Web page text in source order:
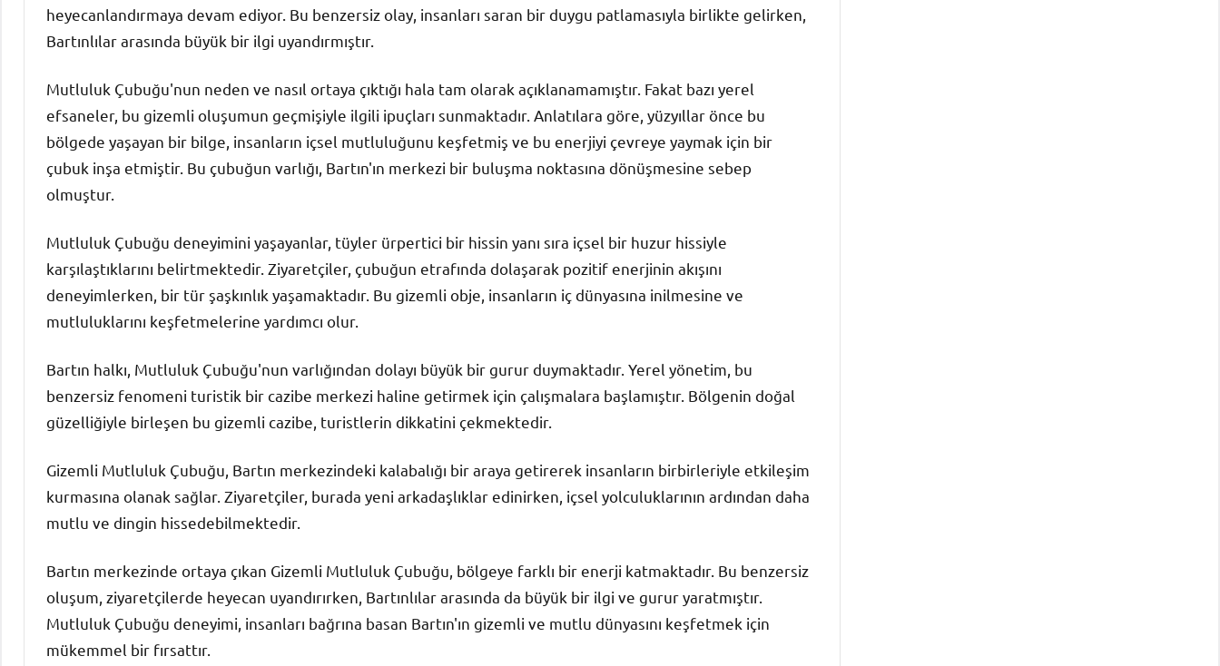
heyecanlandırmaya devam ediyor. Bu benzersiz olay, insanları saran bir duygu patlamasıyla birlikte gelirken,
Bartınlılar arasında büyük bir ilgi uyandırmıştır.
Mutluluk Çubuğu'nun neden ve nasıl ortaya çıktığı hala tam olarak açıklanamamıştır. Fakat bazı yerel
efsaneler, bu gizemli oluşumun geçmişiyle ilgili ipuçları sunmaktadır. Anlatılara göre, yüzyıllar önce bu
bölgede yaşayan bir bilge, insanların içsel mutluluğunu keşfetmiş ve bu enerjiyi çevreye yaymak için bir
çubuk inşa etmiştir. Bu çubuğun varlığı, Bartın'ın merkezi bir buluşma noktasına dönüşmesine sebep
olmuştur.
Mutluluk Çubuğu deneyimini yaşayanlar, tüyler ürpertici bir hissin yanı sıra içsel bir huzur hissiyle
karşılaştıklarını belirtmektedir. Ziyaretçiler, çubuğun etrafında dolaşarak pozitif enerjinin akışını
deneyimlerken, bir tür şaşkınlık yaşamaktadır. Bu gizemli obje, insanların iç dünyasına inilmesine ve
mutluluklarını keşfetmelerine yardımcı olur.
Bartın halkı, Mutluluk Çubuğu'nun varlığından dolayı büyük bir gurur duymaktadır. Yerel yönetim, bu
benzersiz fenomeni turistik bir cazibe merkezi haline getirmek için çalışmalara başlamıştır. Bölgenin doğal
güzelliğiyle birleşen bu gizemli cazibe, turistlerin dikkatini çekmektedir.
Gizemli Mutluluk Çubuğu, Bartın merkezindeki kalabalığı bir araya getirerek insanların birbirleriyle etkileşim
kurmasına olanak sağlar. Ziyaretçiler, burada yeni arkadaşlıklar edinirken, içsel yolculuklarının ardından daha
mutlu ve dingin hissedebilmektedir.
Bartın merkezinde ortaya çıkan Gizemli Mutluluk Çubuğu, bölgeye farklı bir enerji katmaktadır. Bu benzersiz
oluşum, ziyaretçilerde heyecan uyandırırken, Bartınlılar arasında da büyük bir ilgi ve gurur yaratmıştır.
Mutluluk Çubuğu deneyimi, insanları bağrına basan Bartın'ın gizemli ve mutlu dünyasını keşfetmek için
mükemmel bir fırsattır.